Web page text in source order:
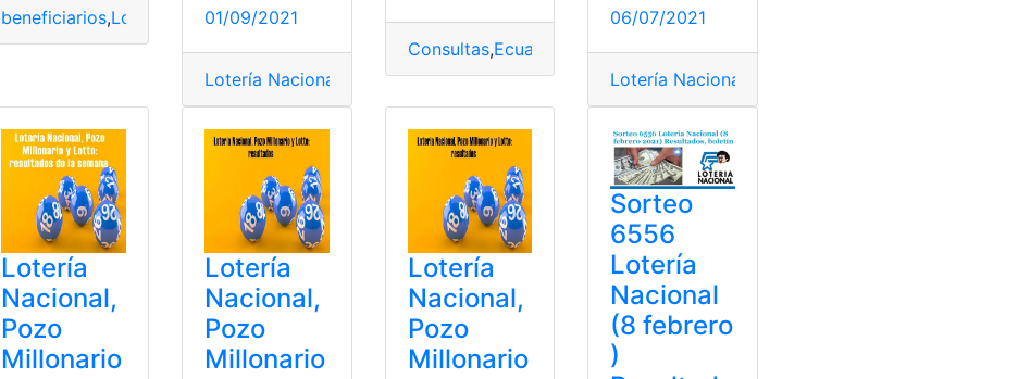
beneficiarios,Lotería Nacional,Lotto, Resultados,Sorteo
01/09/2021
Lotería Nacional Lotto,Pozo Millonario,Resultados
Consultas,Ecuador Ecuador,Loteria Nacional
06/07/2021
Lotería Nacional
Lotería
Nacional,
Pozo
Millonario
Lotería
Nacional,
Pozo
Millonario
Lotería
Nacional,
Pozo
Millonario
Sorteo
6556
Lotería
Nacional
(8 febrero
)